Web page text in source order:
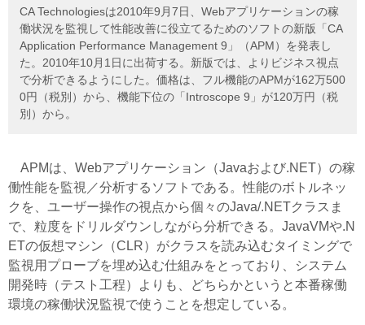
CA Technologiesは2010年9月7日、Webアプリケーションの稼
働状況を監視して性能改善に役立てるためのソフトの新版「CA
Application Performance Management 9」（APM）を発表し
た。2010年10月1日に出荷する。新版では、よりビジネス視点
で分析できるようにした。価格は、フル機能のAPMが162万500
0円（税別）から、機能下位の「Introscope 9」が120万円（税
別）から。
APMは、Webアプリケーション（Javaおよび.NET）の稼
働性能を監視／分析するソフトである。性能のボトルネッ
クを、ユーザー操作の視点から個々のJava/.NETクラスま
で、粒度をドリルダウンしながら分析できる。JavaVMや.N
ETの仮想マシン（CLR）がクラスを読み込むタイミングで
監視用プローブを埋め込む仕組みをとっており、システム
開発時（テスト工程）よりも、どちらかというと本番稼働
環境の稼働状況監視で使うことを想定している。